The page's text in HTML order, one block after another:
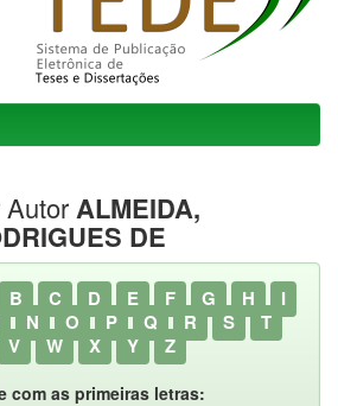
ALMEIDA,
DE
B C D E F G H
I
N O P Q R S
T
V W X Y Z
com as primeiras letras: